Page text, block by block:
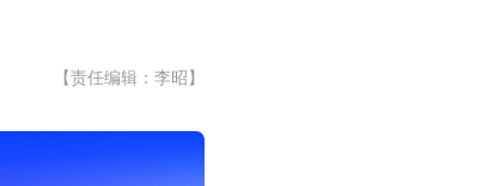
【责任编辑：李昭】